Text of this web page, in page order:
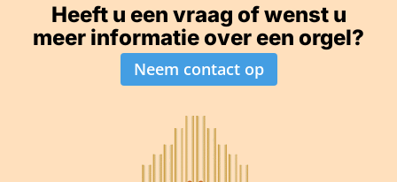
Heeft u een vraag of wenst u
meer informatie over een orgel?
Neem contact op